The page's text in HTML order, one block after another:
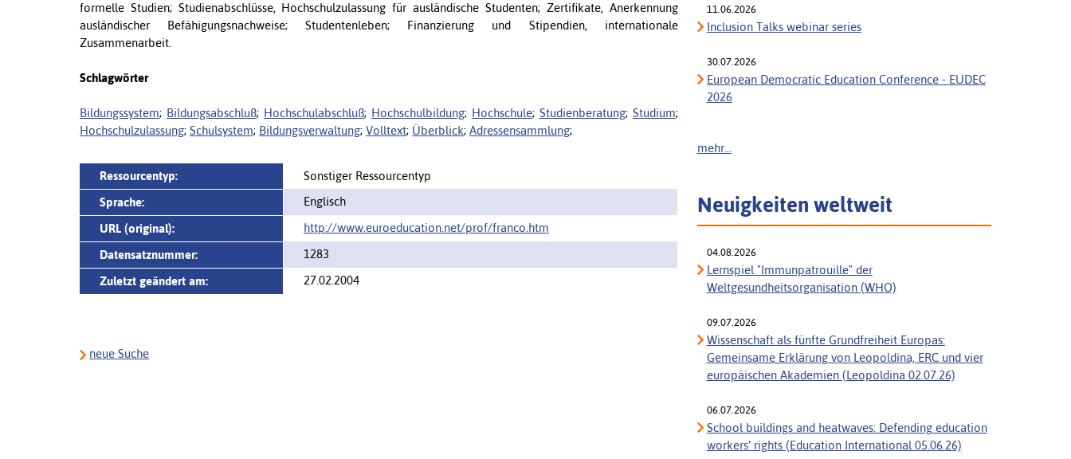
formelle Studien; Studienabschlüsse, Hochschulzulassung für ausländische Studenten; Zertifikate, Anerkennung
ausländischer Befähigungsnachweise; Studentenleben; Finanzierung und Stipendien, internationale
Zusammenarbeit.
Schlagwörter
Bildungssystem; Bildungsabschluß; Hochschulabschluß; Hochschulbildung; Hochschule; Studienberatung; Studium;
Hochschulzulassung; Schulsystem; Bildungsverwaltung; Volltext; Überblick; Adressensammlung;
Ressourcentyp:
Sonstiger Ressourcentyp
Sprache:
Englisch
URL (original):
http://www.euroeducation.net/prof/franco.htm
Datensatznummer:
1283
Zuletzt geändert am:
27.02.2004
neue Suche
11.06.2026
Inclusion Talks webinar series
30.07.2026
European Democratic Education Conference - EUDEC
2026
mehr...
Neuigkeiten weltweit
04.08.2026
Lernspiel "Immunpatrouille" der
Weltgesundheitsorganisation (WHO)
09.07.2026
Wissenschaft als fünfte Grundfreiheit Europas:
Gemeinsame Erklärung von Leopoldina, ERC und vier
europäischen Akademien (Leopoldina 02.07.26)
06.07.2026
School buildings and heatwaves: Defending education
workers’ rights (Education International 05.06.26)